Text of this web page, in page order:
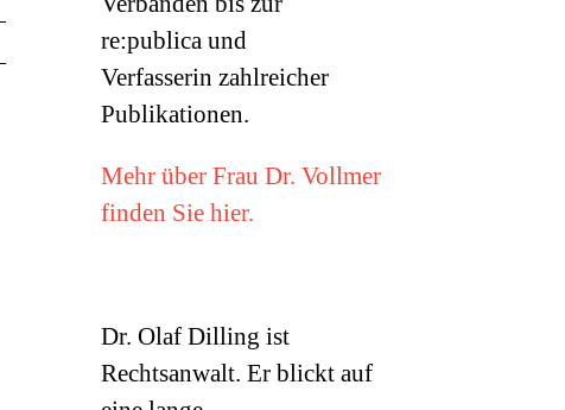
re:publica und
Verfasserin zahlreicher
Publikationen.
Mehr über Frau Dr. Vollmer
finden Sie hier.
Dr. Olaf Dilling ist
Rechtsanwalt. Er blickt auf